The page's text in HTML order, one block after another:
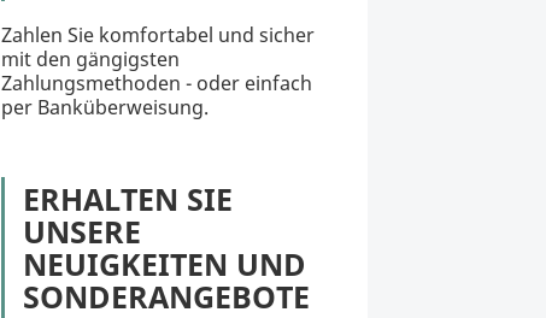
Zahlen Sie komfortabel und sicher
mit den gängigsten
Zahlungsmethoden - oder einfach
per Banküberweisung.
ERHALTEN SIE
UNSERE
NEUIGKEITEN UND
SONDERANGEBOTE